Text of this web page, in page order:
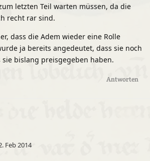
letzten Teil warten müssen, da die
recht rar sind.
dass die Adem wieder eine Rolle
ja bereits angedeutet, dass sie noch
bislang preisgegeben haben.
Antworten
Feb 2014